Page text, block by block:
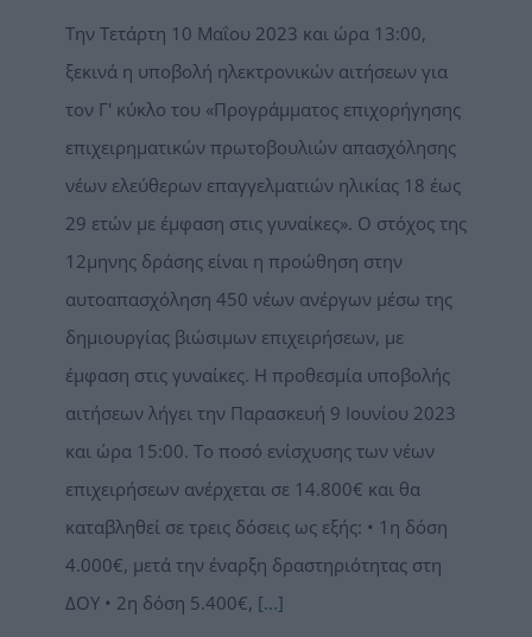
Την Τετάρτη 10 Μαΐου 2023 και ώρα 13:00,
ξεκινά η υποβολή ηλεκτρονικών αιτήσεων για
τον Γ' κύκλο του «Προγράμματος επιχορήγησης
επιχειρηματικών πρωτοβουλιών απασχόλησης
νέων ελεύθερων επαγγελματιών ηλικίας 18 έως
29 ετών με έμφαση στις γυναίκες». Ο στόχος της
12μηνης δράσης είναι η προώθηση στην
αυτοαπασχόληση 450 νέων ανέργων μέσω της
δημιουργίας βιώσιμων επιχειρήσεων, με
έμφαση στις γυναίκες. Η προθεσμία υποβολής
αιτήσεων λήγει την Παρασκευή 9 Ιουνίου 2023
και ώρα 15:00. Το ποσό ενίσχυσης των νέων
επιχειρήσεων ανέρχεται σε 14.800€ και θα
καταβληθεί σε τρεις δόσεις ως εξής: • 1η δόση
4.000€, μετά την έναρξη δραστηριότητας στη
ΔΟΥ • 2η δόση 5.400€, [...]